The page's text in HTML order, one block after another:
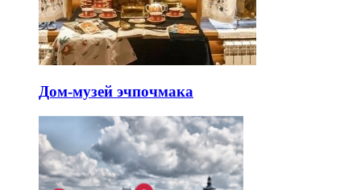
Дом-музей эчпочмака